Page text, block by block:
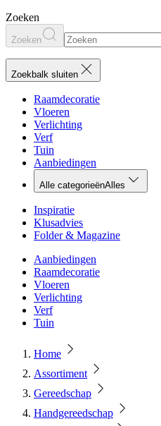
Zoeken
Zoeken
Zoekbalk sluiten
Raamdecoratie
Vloeren
Verlichting
Verf
Tuin
Aanbiedingen
Alle categorieënAlles
Inspiratie
Klusadvies
Folder & Magazine
Aanbiedingen
Raamdecoratie
Vloeren
Verlichting
Verf
Tuin
Home
Assortiment
Gereedschap
Handgereedschap